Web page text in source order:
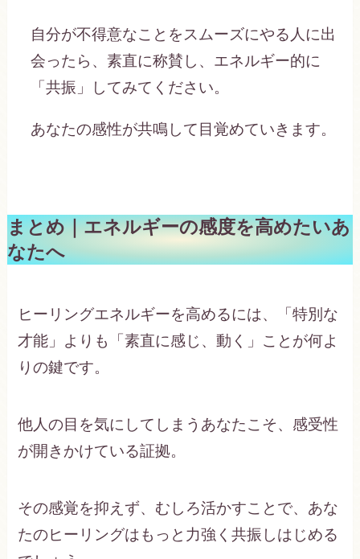
自分が不得意なことをスムーズにやる人に出
会ったら、素直に称賛し、エネルギー的に
「共振」してみてください。
あなたの感性が共鳴して目覚めていきます。
まとめ｜エネルギーの感度を高めたいあ
なたへ
ヒーリングエネルギーを高めるには、「特別な
才能」よりも「素直に感じ、動く」ことが何よ
りの鍵です。
他人の目を気にしてしまうあなたこそ、感受性
が開きかけている証拠。
その感覚を抑えず、むしろ活かすことで、あな
たのヒーリングはもっと力強く共振しはじめる